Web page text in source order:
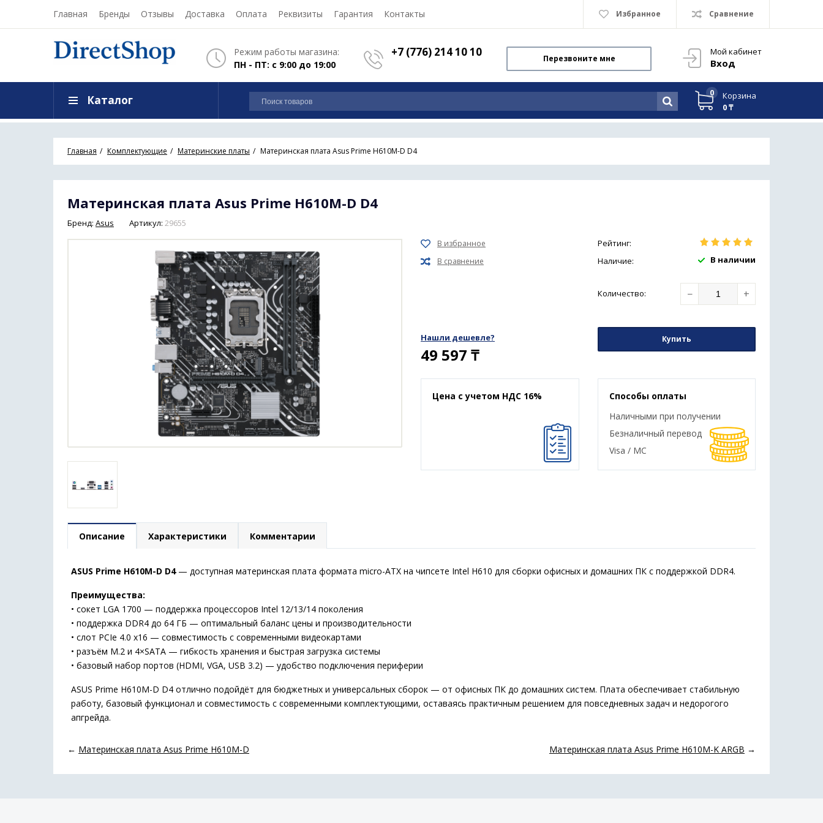
Главная Бренды Отзывы Доставка Оплата Реквизиты Гарантия Контакты Избранное Сравнение
Мой кабинет
Вход
Режим работы магазина:
ПН - ПТ: с 9:00 до 19:00
+7 (776) 214 10 10 Перезвоните мне
0
Корзина
0 ₸
Каталог
Главная Комплектующие Материнские платы Материнская плата Asus Prime H610M-D D4
Материнская плата Asus Prime H610M-D D4
Бренд: Asus Артикул: 29655
Рейтинг:
Наличие:
В наличии
Количество: − +
Нашли дешевле?
49 597 ₸
Купить
Цена с учетом НДС 16%
Способы оплаты
Наличными при получении
Безналичный перевод
Visa / MC
Описание Характеристики Комментарии
ASUS Prime H610M-D D4— доступная материнская плата формата micro-ATX на чипсете Intel H610 для сборки офисных и домашних ПК с поддержкой DDR4.
Преимущества:
• сокет LGA 1700 — поддержка процессоров Intel 12/13/14 поколения
• поддержка DDR4 до 64 ГБ — оптимальный баланс цены и производительности
• слот PCIe 4.0 x16 — совместимость с современными видеокартами
• разъём M.2 и 4×SATA — гибкость хранения и быстрая загрузка системы
• базовый набор портов (HDMI, VGA, USB 3.2) — удобство подключения периферии
ASUS Prime H610M-D D4 отлично подойдёт для бюджетных и универсальных сборок — от офисных ПК до домашних систем. Плата обеспечивает стабильную
работу, базовый функционал и совместимость с современными комплектующими, оставаясь практичным решением для повседневных задач и недорогого
апгрейда.
← Материнская плата Asus Prime H610M-D Материнская плата Asus Prime H610M-K ARGB →